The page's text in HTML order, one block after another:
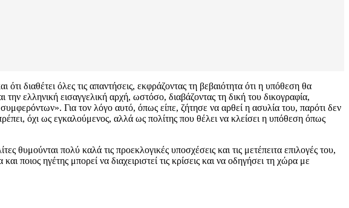
διαθέτει όλες τις απαντήσεις, εκφράζοντας τη βεβαιότητα ότι η υπόθεση θα
ελληνική εισαγγελική αρχή, ωστόσο, διαβάζοντας τη δική του δικογραφία,
Για τον λόγο αυτό, όπως είπε, ζήτησε να αρθεί η ασυλία του, παρότι δεν
όχι ως εγκαλούμενος, αλλά ως πολίτης που θέλει να κλείσει η υπόθεση όπως
θυμούνται πολύ καλά τις προεκλογικές υποσχέσεις και τις μετέπειτα επιλογές του,
ποιος ηγέτης μπορεί να διαχειριστεί τις κρίσεις και να οδηγήσει τη χώρα με